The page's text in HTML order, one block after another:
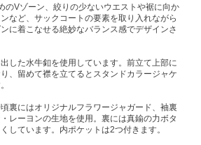
のVゾーン、絞りの少ないウエストや裾に向か
など、サックコートの要素を取り入れながら
に着こなせる絶妙なバランス感でデザインさ
した水牛釦を使用しています。前立て上部に
、留めて襟を立てるとスタンドカラージャケ
裏にはオリジナルフラワージャガード、袖裏
レーヨンの生地を使用。裏には真鍮の力ボタ
しています。内ポケットは2つ付きます。